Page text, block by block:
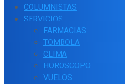
COLUMNISTAS
SERVICIOS
FARMACIAS
TOMBOLA
CLIMA
HOROSCOPO
VUELOS